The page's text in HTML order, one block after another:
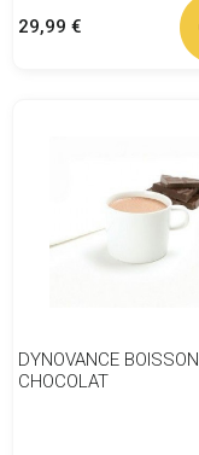
Prix
29,99 €
DYNOVANCE BOISSON
CHOCOLAT